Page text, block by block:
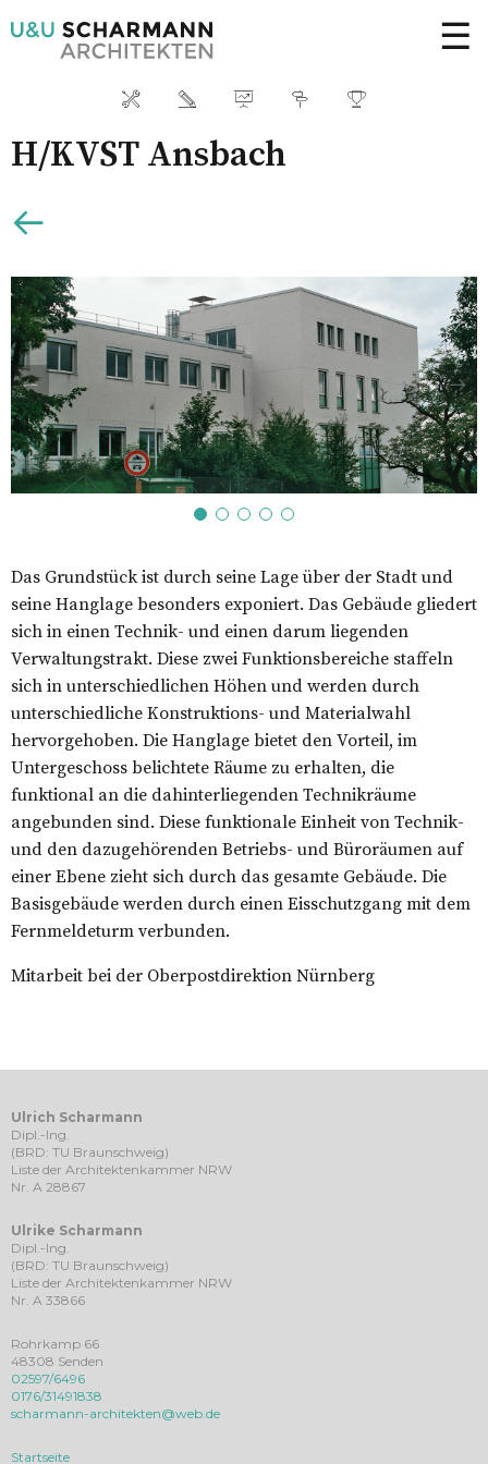
☰
H/KVST Ansbach
Das Grundstück ist durch seine Lage über der Stadt und
seine Hanglage besonders exponiert. Das Gebäude gliedert
sich in einen Technik- und einen darum liegenden
Verwaltungstrakt. Diese zwei Funktionsbereiche staffeln
sich in unterschiedlichen Höhen und werden durch
unterschiedliche Konstruktions- und Materialwahl
hervorgehoben. Die Hanglage bietet den Vorteil, im
Untergeschoss belichtete Räume zu erhalten, die
funktional an die dahinterliegenden Technikräume
angebunden sind. Diese funktionale Einheit von Technik-
und den dazugehörenden Betriebs- und Büroräumen auf
einer Ebene zieht sich durch das gesamte Gebäude. Die
Basisgebäude werden durch einen Eisschutzgang mit dem
Fernmeldeturm verbunden.
Mitarbeit bei der Oberpostdirektion Nürnberg
Ulrich Scharmann
Dipl.-Ing.
(BRD: TU Braunschweig)
Liste der Architektenkammer NRW
Nr. A 28867
Ulrike Scharmann
Dipl.-Ing.
(BRD: TU Braunschweig)
Liste der Architektenkammer NRW
Nr. A 33866
Rohrkamp 66
48308 Senden
02597/6496
0176/31491838
scharmann-architekten@web.de
Startseite